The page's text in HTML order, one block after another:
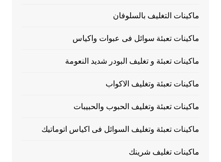
ماكينات التغليف بالسلوفان
ماكينات تعبئة سوائل فى عبوات واكياس
ماكينات تعبئة و تغليف البودر شديد النعومة
ماكينات تعبئة وتغليف الاكواب
ماكينات تعبئة وتغليف الحبوب والحبيبات
ماكينات تعبئة وتغليف السوائل فى اكياس اتوماتيك
ماكينات تغليف شرينك